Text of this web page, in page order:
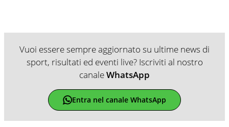
Vuoi essere sempre aggiornato su ultime news di
sport, risultati ed eventi live? Iscriviti al nostro
canaleWhatsApp
Entra nel canale WhatsApp